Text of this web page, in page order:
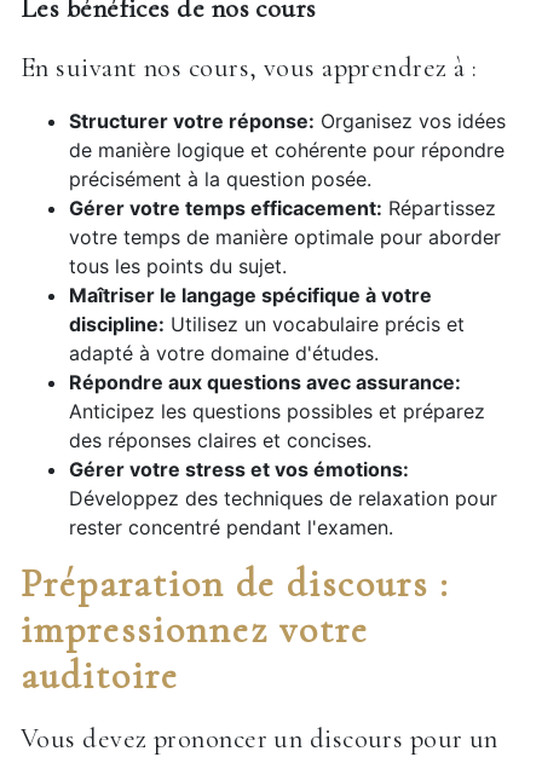
Les bénéfices de nos cours
En suivant nos cours, vous apprendrez à :
Structurer votre réponse: Organisez vos idées
de manière logique et cohérente pour répondre
précisément à la question posée.
Gérer votre temps efficacement: Répartissez
votre temps de manière optimale pour aborder
tous les points du sujet.
Maîtriser le langage spécifique à votre
discipline: Utilisez un vocabulaire précis et
adapté à votre domaine d'études.
Répondre aux questions avec assurance:
Anticipez les questions possibles et préparez
des réponses claires et concises.
Gérer votre stress et vos émotions:
Développez des techniques de relaxation pour
rester concentré pendant l'examen.
Préparation de discours :
impressionnez votre
auditoire
Vous devez prononcer un discours pour un